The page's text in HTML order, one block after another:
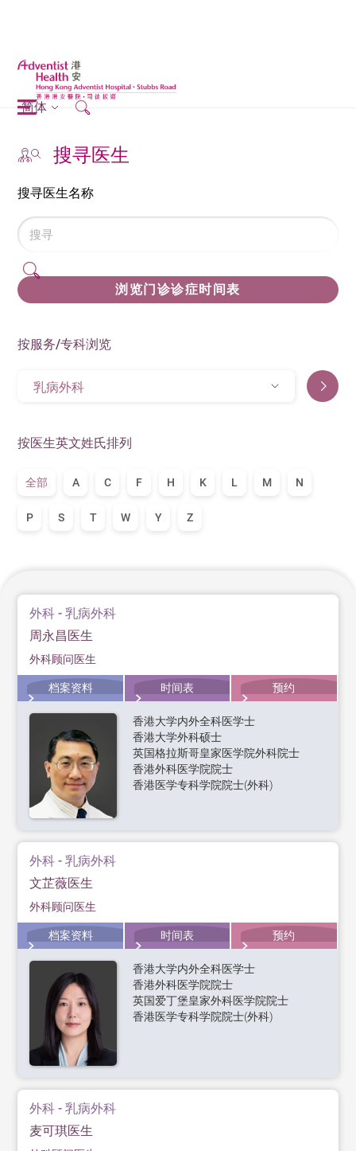
简体
搜寻医生
搜寻医生名称
浏览门诊诊症时间表
按服务/专科浏览
乳病外科
按医生英文姓氏排列
全部 A C F H K L M N
P S T W Y Z
外科 - 乳病外科
周永昌医生
外科顾问医生
档案资料 时间表 预约
香港大学内外全科医学士
香港大学外科硕士
英国格拉斯哥皇家医学院外科院士
香港外科医学院院士
香港医学专科学院院士(外科)
外科 - 乳病外科
文芷薇医生
外科顾问医生
档案资料 时间表 预约
香港大学内外全科医学士
香港外科医学院院士
英国爱丁堡皇家外科医学院院士
香港医学专科学院院士(外科)
外科 - 乳病外科
麦可琪医生